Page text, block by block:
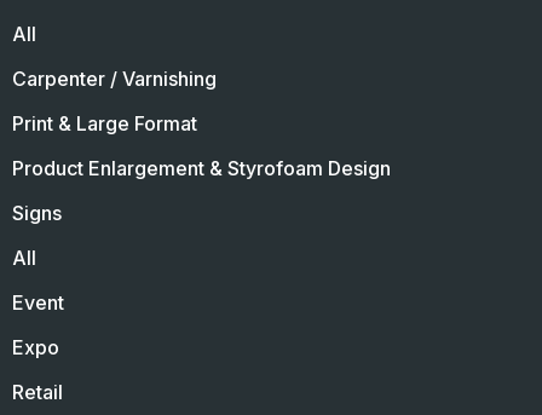
All
Carpenter / Varnishing
Print & Large Format
Product Enlargement & Styrofoam Design
Signs
All
Event
Expo
Retail